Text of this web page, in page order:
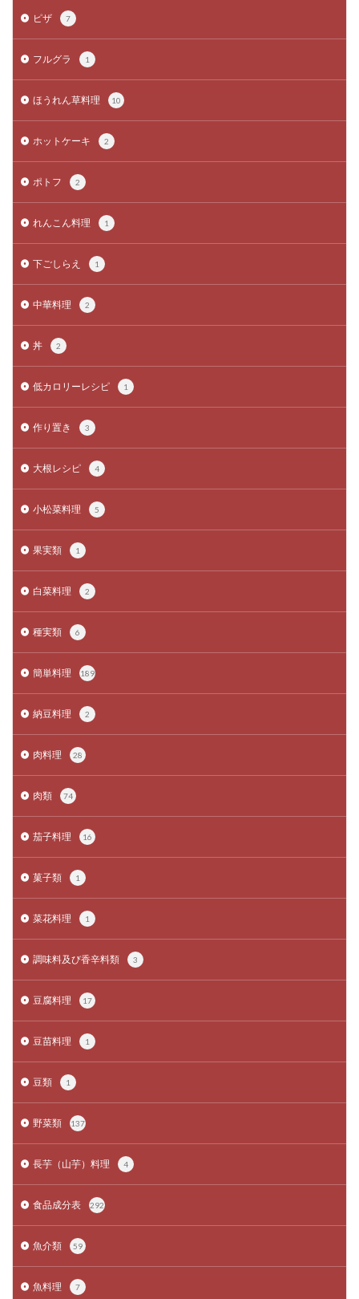
ピザ 7
フルグラ 1
ほうれん草料理 10
ホットケーキ 2
ポトフ 2
れんこん料理 1
下ごしらえ 1
中華料理 2
丼 2
低カロリーレシピ 1
作り置き 3
大根レシピ 4
小松菜料理 5
果実類 1
白菜料理 2
種実類 6
簡単料理 189
納豆料理 2
肉料理 28
肉類 74
茄子料理 16
菓子類 1
菜花料理 1
調味料及び香辛料類 3
豆腐料理 17
豆苗料理 1
豆類 1
野菜類 137
長芋（山芋）料理 4
食品成分表 292
魚介類 59
魚料理 7